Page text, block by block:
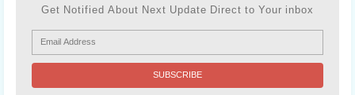
Get Notified About Next Update Direct to Your inbox